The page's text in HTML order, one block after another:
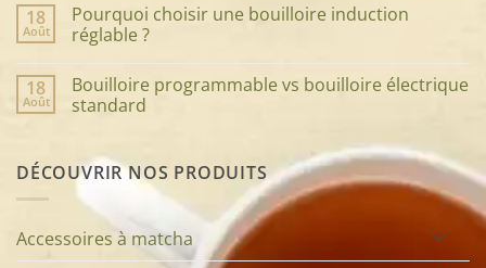
le
service
à
élégance,
style
votre
théière
sur
Tout
savoir
cuillère
à
thé
cœur
de
votre
infusion
18
Août
Pourquoi choisir une bouilloire induction
réglable ?
sur
Pourquoi
choisir
induction
réglable
?
18
Août
Bouilloire programmable vs bouilloire électrique
standard
Bouilloire
programmable
vs
bouilloire
standard
DÉCOUVRIR NOS PRODUITS
Accessoires à matcha